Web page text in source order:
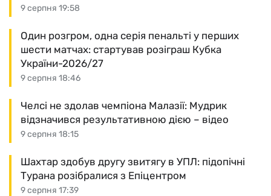
9 серпня 19:58
9 серпня 18:46
Один розгром, одна серія пенальті у перших
шести матчах: стартував розіграш Кубка
України-2026/27
9 серпня 18:15
Челсі не здолав чемпіона Малазії: Мудрик
відзначився результативною дією – відео
9 серпня 17:39
Шахтар здобув другу звитягу в УПЛ: підопічні
Турана розібралися з Епіцентром